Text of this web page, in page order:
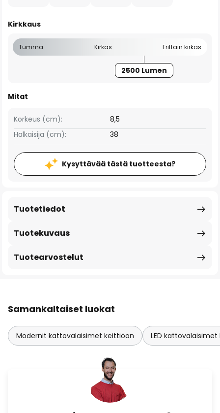
Kirkkaus
Tumma Kirkas Erittäin kirkas
2500 Lumen
Mitat
Korkeus (cm):
8,5
Halkaisija (cm):
38
Kysyttävää tästä tuotteesta?
Tuotekuvaus
Tuotetiedot
Tuotearvostelut
Samankaltaiset luokat
Modernit kattovalaisimet keittiöön LED